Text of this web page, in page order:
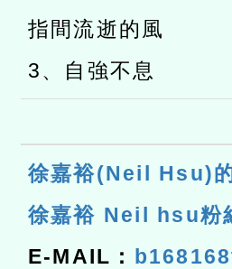
指間流逝的風
3、自強不息
徐嘉裕(Neil Hsu)
徐嘉裕 Neil hsu粉
E-MAIL：